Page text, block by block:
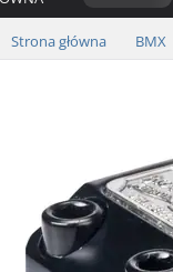
Strona główna BMX